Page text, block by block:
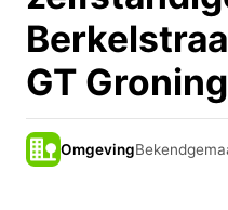
GT
Omgeving